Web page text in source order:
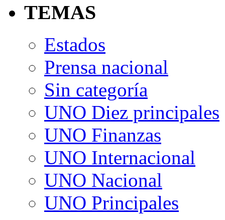
TEMAS
Estados
Prensa nacional
Sin categoría
UNO Diez principales
UNO Finanzas
UNO Internacional
UNO Nacional
UNO Principales